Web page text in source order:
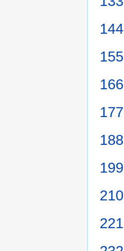
144
155
166
177
188
199
210
221